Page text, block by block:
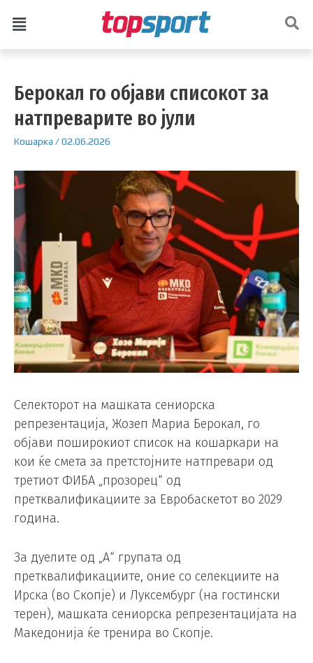
Берокал го објави списокот за
натпреварите во јули
Кошарка /02.06.2026
Селекторот на машката сениорска
репрезентација, Жозеп Мариа Берокал, го
објави поширокиот список на кошаркари на
кои ќе смета за претстојните натпревари од
третиот ФИБА „прозорец“ од
претквалификациите за Евробаскетот во 2029
година.
За дуелите од „А“ групата од
претквалификациите, оние со селекциите на
Ирска (во Скопје) и Луксембург (на гостински
терен), машката сениорска репрезентацијата на
Македонија ќе тренира во Скопје.